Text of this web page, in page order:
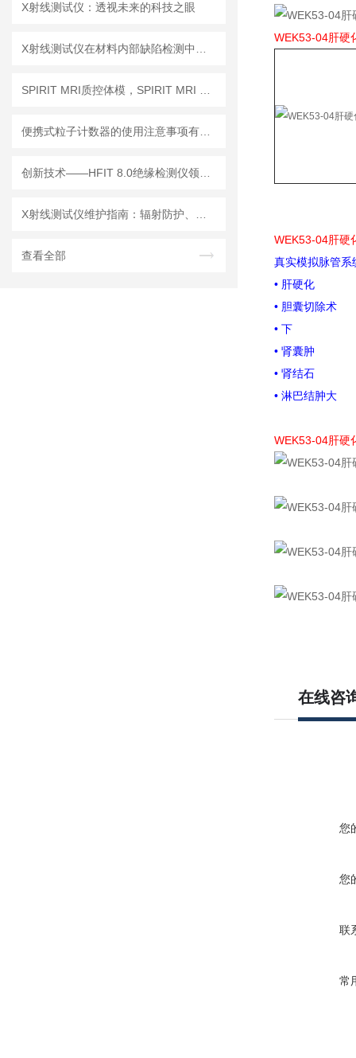
X射线测试仪：透视未来的科技之眼
查看全部
WEK53-04肝硬
WEK53-04肝硬
真实模拟脉管系
• 肝硬化
• 胆囊切除术
• 下
• 肾囊肿
• 肾结石
• 淋巴结肿大
WEK53-04肝硬
在线咨
您
您
联
常